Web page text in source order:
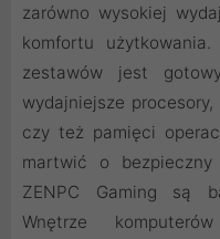
zarówno wysokiej
komfortu
zestawów jest
wydajniejsze
czy też pamięci
martwić o
ZENPC Gaming są
Wnętrze